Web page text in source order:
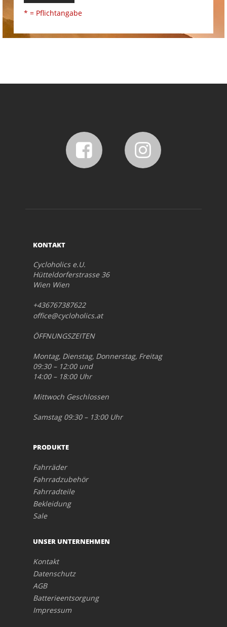
* = Pflichtangabe
KONTAKT
Cycloholics e.U.
Hütteldorferstrasse 36
Wien Wien
+436767387622
office@cycloholics.at
ÖFFNUNGSZEITEN
Montag, Dienstag, Donnerstag, Freitag
09:30 – 12:00 und
14:00 – 18:00 Uhr
Mittwoch Geschlossen
Samstag 09:30 – 13:00 Uhr
PRODUKTE
Fahrräder
Fahrradzubehör
Fahrradteile
Bekleidung
Sale
UNSER UNTERNEHMEN
Kontakt
Datenschutz
AGB
Batterieentsorgung
Impressum